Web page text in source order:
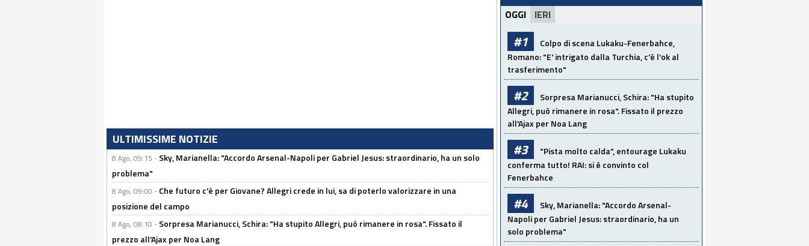
ULTIMISSIME NOTIZIE
8 Ago, 09:15 - Sky, Marianella: "Accordo Arsenal-Napoli per Gabriel Jesus: straordinario, ha un solo
problema"
8 Ago, 09:00 - Che futuro c'è per Giovane? Allegri crede in lui, sa di poterlo valorizzare in una
posizione del campo
8 Ago, 08:10 - Sorpresa Marianucci, Schira: "Ha stupito Allegri, può rimanere in rosa". Fissato il
prezzo all'Ajax per Noa Lang
OGGI IERI
#1
Colpo di scena Lukaku-Fenerbahce,
Romano: "E' intrigato dalla Turchia, c'è l'ok al
trasferimento"
#2
Sorpresa Marianucci, Schira: "Ha stupito
Allegri, può rimanere in rosa". Fissato il prezzo
all'Ajax per Noa Lang
#3
"Pista molto calda", entourage Lukaku
conferma tutto! RAI: si è convinto col
Fenerbahce
#4
Sky, Marianella: "Accordo Arsenal-
Napoli per Gabriel Jesus: straordinario, ha un
solo problema"